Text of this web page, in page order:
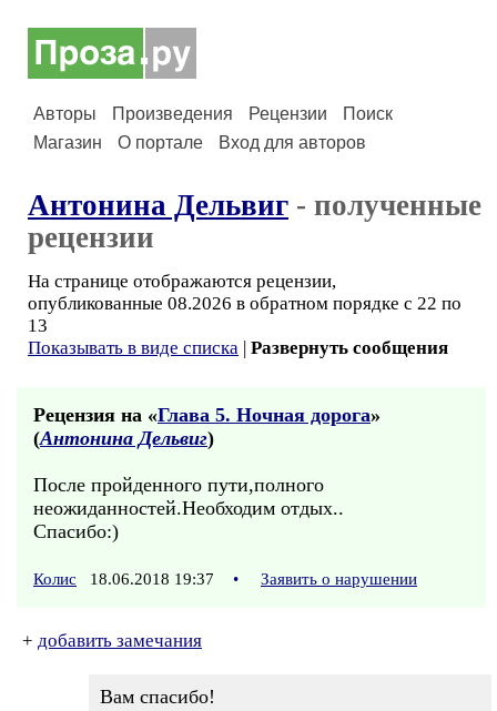
Авторы Произведения Рецензии
Поиск
Магазин
О портале Вход для авторов
Антонина Дельвиг - полученные
рецензии
На странице отображаются рецензии,
опубликованные 08.2026 в обратном порядке с 22 по
13
Показывать в виде списка | Развернуть сообщения
Рецензия на «Глава 5. Ночная дорога»
(Антонина Дельвиг)
После пройденного пути,полного
неожиданностей.Необходим отдых..
Спасибо:)
Колис 18.06.2018 19:37 • Заявить о нарушении
+ добавить замечания
Вам спасибо!